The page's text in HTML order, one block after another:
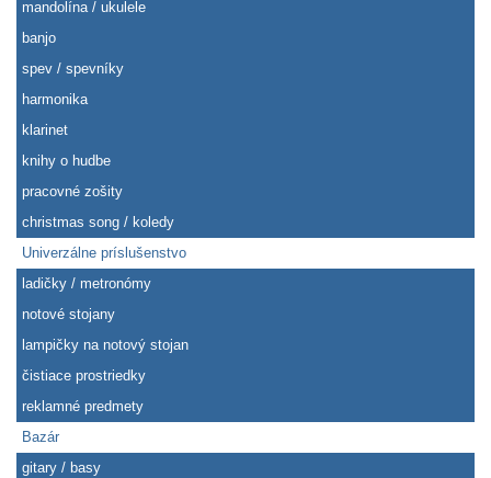
mandolína / ukulele
banjo
spev / spevníky
harmonika
klarinet
knihy o hudbe
pracovné zošity
christmas song / koledy
Univerzálne príslušenstvo
ladičky / metronómy
notové stojany
lampičky na notový stojan
čistiace prostriedky
reklamné predmety
Bazár
gitary / basy